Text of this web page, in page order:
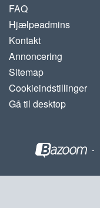
FAQ
Hjælpeadmins
Kontakt
Annoncering
Sitemap
Cookieindstillinger
Gå til desktop
-